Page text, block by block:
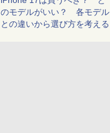
のモデルがいい？ 各モデル
との違いから選び方を考える